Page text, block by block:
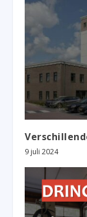
9 juli 2024